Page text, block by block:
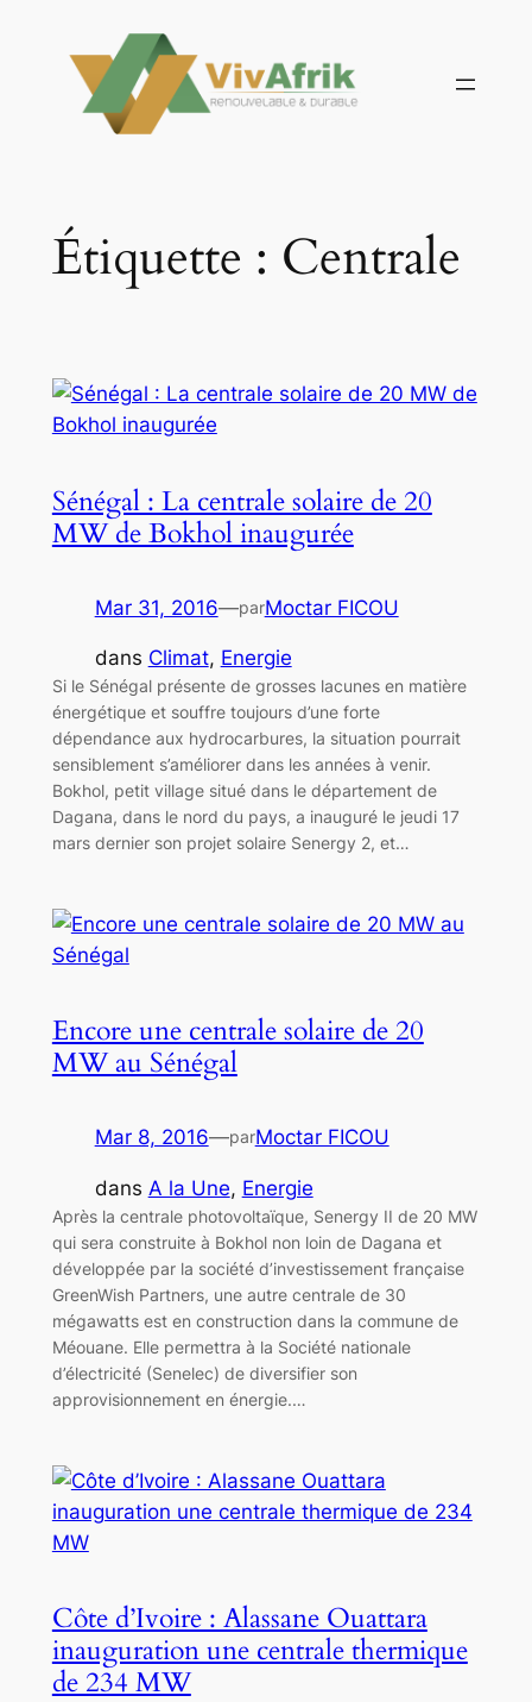
contenu
Étiquette : Centrale
Sénégal : La centrale solaire de 20
MW de Bokhol inaugurée
Mar 31, 2016—parMoctar FICOU
dans Climat, Energie
Si le Sénégal présente de grosses lacunes en matière
énergétique et souffre toujours d’une forte
dépendance aux hydrocarbures, la situation pourrait
sensiblement s’améliorer dans les années à venir.
Bokhol, petit village situé dans le département de
Dagana, dans le nord du pays, a inauguré le jeudi 17
mars dernier son projet solaire Senergy 2, et…
Encore une centrale solaire de 20
MW au Sénégal
Mar 8, 2016—parMoctar FICOU
dans A la Une, Energie
Après la centrale photovoltaïque, Senergy II de 20 MW
qui sera construite à Bokhol non loin de Dagana et
développée par la société d’investissement française
GreenWish Partners, une autre centrale de 30
mégawatts est en construction dans la commune de
Méouane. Elle permettra à la Société nationale
d’électricité (Senelec) de diversifier son
approvisionnement en énergie.…
Côte d’Ivoire : Alassane Ouattara
inauguration une centrale thermique
de 234 MW